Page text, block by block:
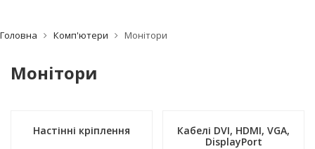
Головна Комп'ютери Монітори
Монітори
Настінні кріплення
Кабелі DVI, HDMI, VGA,
DisplayPort